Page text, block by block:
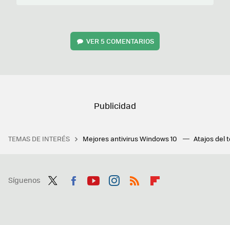
VER5 COMENTARIOS
TEMAS DE INTERÉS Mejores antivirus Windows 10 Atajos del
Síguenos